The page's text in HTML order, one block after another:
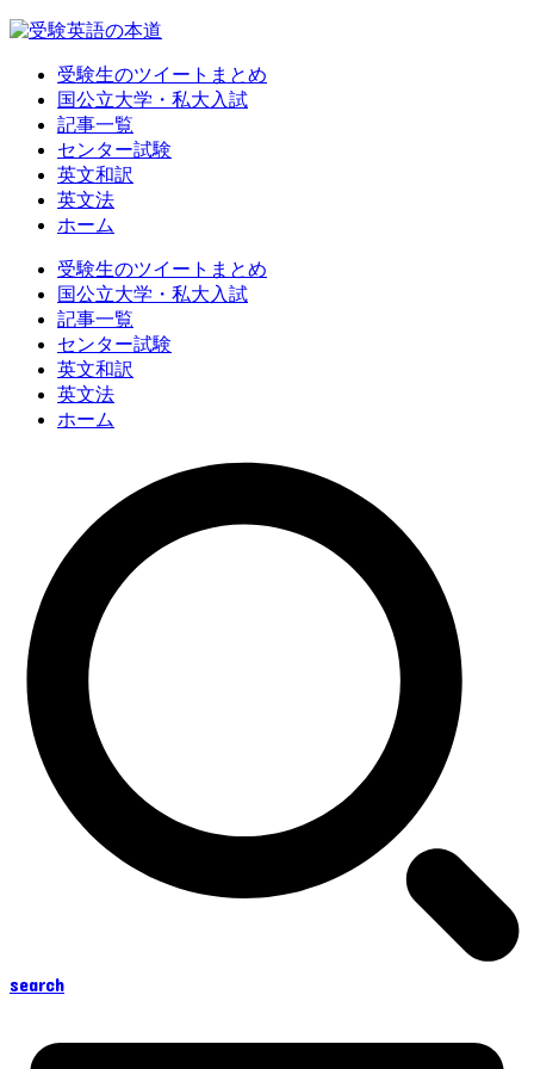
受験生のツイートまとめ
国公立大学・私大入試
記事一覧
センター試験
英文和訳
英文法
ホーム
受験生のツイートまとめ
国公立大学・私大入試
記事一覧
センター試験
英文和訳
英文法
ホーム
search